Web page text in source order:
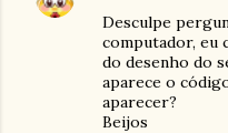
Desculpe
computador, eu
do desenho do
aparece o
aparecer?
Beijos